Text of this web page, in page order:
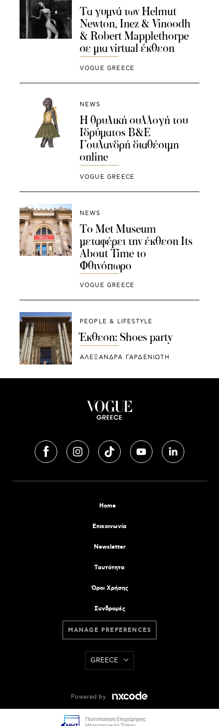
Τα γυμνά των Helmut
Newton, Inez & Vinoodh
& Robert Mapplethorpe
σε μια virtual έκθεση
VOGUE GREECE
NEWS
H θρυλική συλλογή του
Ιδρύματος Β&Ε
Γουλανδρή διαθέσιμη
online
VOGUE GREECE
NEWS
To Met Museum
μεταφέρει την έκθεση Its
About Time το
Φθινόπωρο
VOGUE GREECE
PEOPLE & LIFESTYLE
Έκθεση: Shoes party
ΑΛΕΞΑΝΔΡΑ ΓΑΡΔΕΝΙΩΤΗ
Home
Επικοινωνία
Newsletter
Tαυτότητα
Όροι Χρήσης
Συνδρομές
MANAGE PREFERENCES
GREECE
Powered by